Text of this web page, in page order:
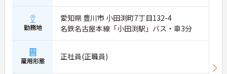
勤務地
愛知県 豊川市 小田渕町7丁目132-4
名鉄名古屋本線「小田渕駅」バス・車3分
雇用形態 正社員(正職員)